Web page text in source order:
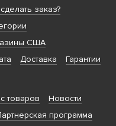
заказ?
США
Доставка
Гарантии
товаров
Новости
программа